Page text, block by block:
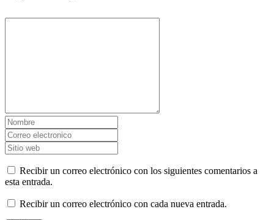
Recibir un correo electrónico con los siguientes comentarios a
esta entrada.
Recibir un correo electrónico con cada nueva entrada.